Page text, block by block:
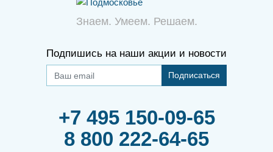
Знаем. Умеем. Решаем.
Подпишись на наши акции и новости
Подписаться
+7 495 150-09-65
8 800 222-64-65